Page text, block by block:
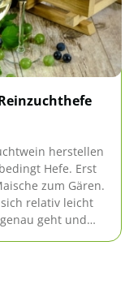
herstellen
Hefe. Erst
zum Gären.
relativ leicht
geht und